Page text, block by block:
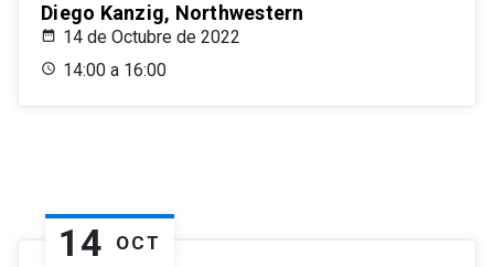
Diego Kanzig, Northwestern
14 de Octubre de 2022
14:00 a 16:00
14 OCT